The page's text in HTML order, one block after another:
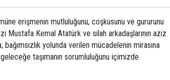
erişmenin mutluluğunu, coşkusunu ve gururunu
Mustafa Kemal Atatürk ve silah arkadaşlarının aziz
bağımsızlık yolunda verilen mücadelenin mirasına
taşımanın sorumluluğunu içimizde